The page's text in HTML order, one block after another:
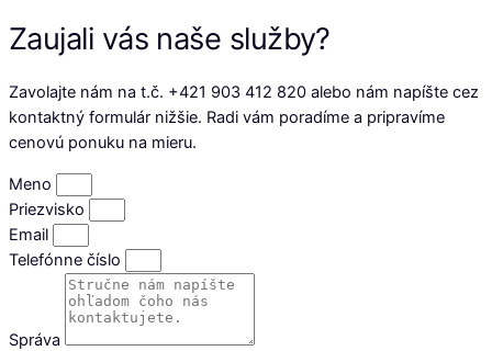
Zaujali vás naše služby?
Zavolajte nám na t.č. +421 903 412 820 alebo nám napíšte cez
kontaktný formulár nižšie. Radi vám poradíme a pripravíme
cenovú ponuku na mieru.
Meno
Priezvisko
Email
Telefónne číslo
Správa